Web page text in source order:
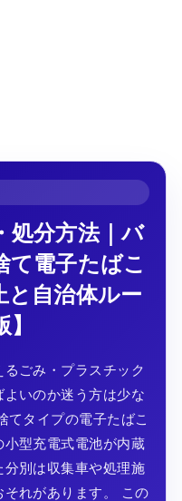
処分方法｜バ
て電子たばこ
と自治体ルー
ごみ・プラスチック
いのか迷う方は少な
てタイプの電子たばこ
型充電式電池が内蔵
分別は収集車や処理施
れがあります。 この